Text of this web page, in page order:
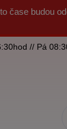
čase budou
// Pá